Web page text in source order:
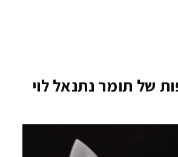
של תומר נתנאל לוי